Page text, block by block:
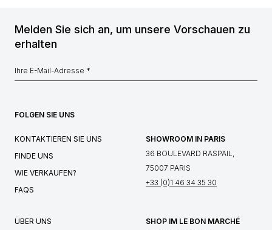
Melden Sie sich an, um unsere Vorschauen zu
erhalten
FOLGEN SIE UNS
KONTAKTIEREN SIE UNS
FINDE UNS
WIE VERKAUFEN?
FAQS
SHOWROOM IN PARIS
36 BOULEVARD RASPAIL,
75007 PARIS
+33 (0)1 46 34 35 30
ÜBER UNS
SHOP IM LE BON MARCHÉ